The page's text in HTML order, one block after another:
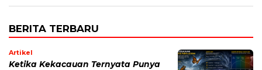
BERITA TERBARU
Artikel
Ketika Kekacauan Ternyata Punya